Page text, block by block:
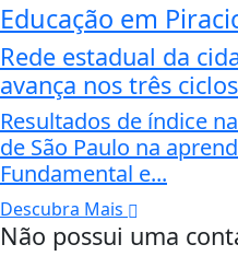
Educação em
Rede estadual da
avança nos três
Resultados de índice
de São Paulo na
Fundamental e...
Descubra Mais
Não possui uma